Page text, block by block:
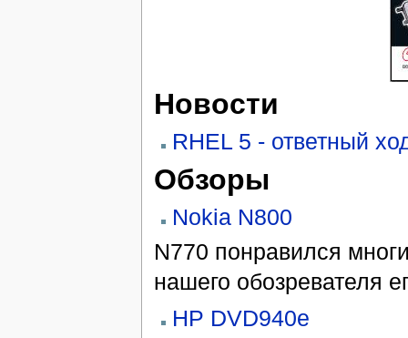
Новости
RHEL 5 - ответный
Обзоры
Nokia N800
N770 понравился
нашего обозревателя
HP DVD940e